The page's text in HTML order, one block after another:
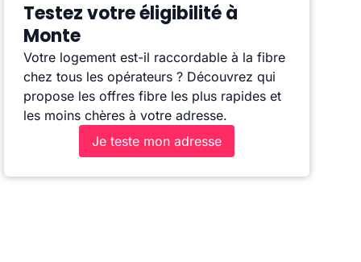
Testez votre éligibilité à
Monte
Votre logement est-il raccordable à la fibre
chez tous les opérateurs ? Découvrez qui
propose les offres fibre les plus rapides et
les moins chères à votre adresse.
Je teste mon adresse